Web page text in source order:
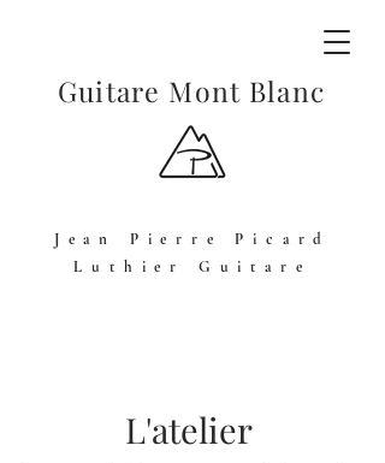
Jean Pierre Picard
Luthier Guitare
Guitare Mont Blanc
L'atelier